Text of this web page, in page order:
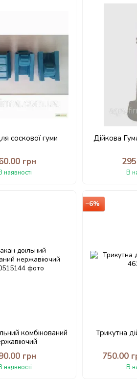
соскової гуми
грн
наявності
Дійкова
В
комбінований
грн
наявності
−6%
Трикутна
750.00
В